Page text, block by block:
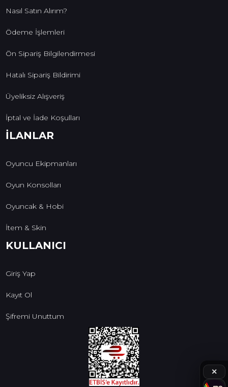
✕
Nasıl Satın Alırım?
Ödeme İşlemleri
Ön Sipariş Bilgilendirmesi
Hatalı Sipariş Bildirimi
Üyeliksiz Alışveriş
İptal ve İade Koşulları
İLANLAR
Oyuncu Ekipmanları
Oyun Konsolları
Oyuncak & Hobi
İtem & Skin
KULLANICI
Giriş Yap
Kayıt Ol
Şifremi Unuttum